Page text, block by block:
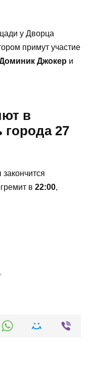
у Дворца
примут участие
Джокер и
в
27
в 22:00,